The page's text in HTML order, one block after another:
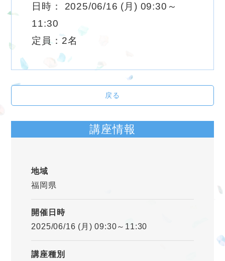
日時： 2025/06/16 (月) 09:30～
11:30
定員：2名
戻る
講座情報
地域
福岡県
開催日時
2025/06/16 (月) 09:30～11:30
講座種別